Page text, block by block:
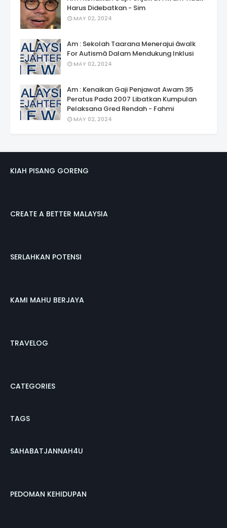
Harus Didebatkan - Sim
MAY 02, 2024
Am : Sekolah Taarana Menerajui âwalk
For Autismâ Dalam Mendukung Inklusi
MAY 02, 2024
Am : Kenaikan Gaji Penjawat Awam 35
Peratus Pada 2007 Libatkan Kumpulan
Pelaksana Gred Rendah - Fahmi
MAY 02, 2024
KIAH PISANG GORENG
CREATE A BETTER MALAYSIA
SERLAHKAN POTENSI
KAMI MAHU BERJAYA
TRAVELOG
CATEGORIES
TAGS
SAHABATJANNAH4U
PEDOMAN KEHIDUPAN